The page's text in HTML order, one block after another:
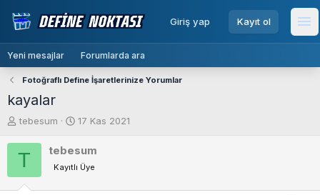
Giriş yap Kayıt ol menu
Yeni mesajlar Forumlarda ara
Fotoğraflı Define İşaretlerinize Yorumlar
kayalar
K
y
tebesum
B
ş
n
17 Kas 2021
T tebesum
Kayıtlı Üye